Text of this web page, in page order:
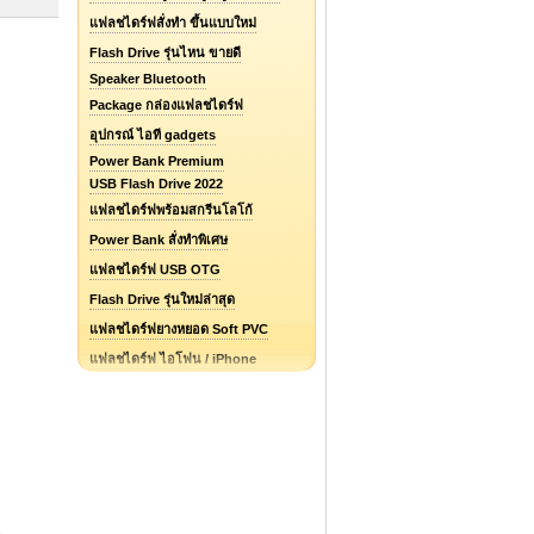
แฟลชไดร์ฟสั่งทำ ขึ้นแบบใหม่
Flash Drive รุ่นไหน ขายดี
Speaker Bluetooth
Package กล่องแฟลชไดร์ฟ
อุปกรณ์ ไอที gadgets
Power Bank Premium
USB Flash Drive 2022
แฟลชไดร์ฟพร้อมสกรีนโลโก้
Power Bank สั่งทำพิเศษ
แฟลชไดร์ฟ USB OTG
Flash Drive รุ่นใหม่ล่าสุด
แฟลชไดร์ฟยางหยอด Soft PVC
แฟลชไดร์ฟ ไอโฟน / iPhone